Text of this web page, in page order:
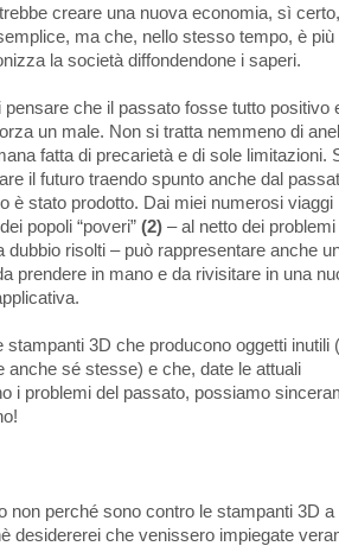
creare una nuova economia, sì certo,
ma che, nello stesso tempo, è più
la società diffondendone i saperi.
pensare che il passato fosse tutto positivo
un male. Non si tratta nemmeno di
fatta di precarietà e di sole limitazioni.
il futuro traendo spunto anche dal
è stato prodotto. Dai miei numerosi viaggi
popoli “poveri” (2) – al netto dei
dubbio risolti – può rappresentare anche
prendere in mano e da rivisitare in una
stampanti 3D che producono oggetti inutili
anche sé stesse) e che, date le attuali
i problemi del passato, possiamo
non perché sono contro le stampanti 3D a
desidererei che venissero impiegate